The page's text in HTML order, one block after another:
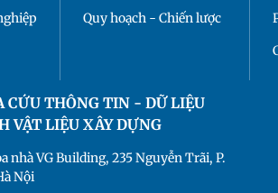
Quy hoạch - Chiến lược
CỨU THÔNG TIN - DỮ LIỆU
VẬT LIỆU XÂY DỰNG
nhà VG Building, 235 Nguyễn Trãi, P.
Nội